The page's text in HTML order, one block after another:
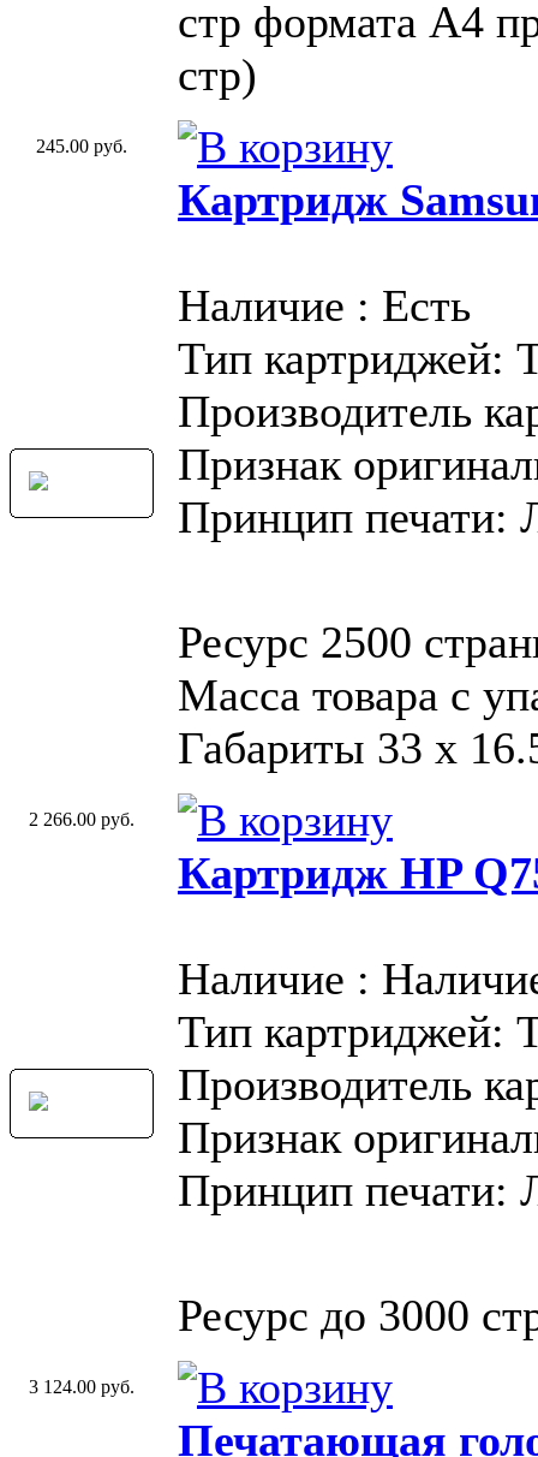
стр формата A4
стр)
245.00 руб.
Картридж
Наличие : Есть
Тип картриджей:
Производитель
Признак
Принцип печати:
Ресурс 2500
Масса товара с
Габариты 33 x
2 266.00 руб.
Картридж HP
Наличие :
Тип картриджей:
Производитель
Признак
Принцип печати:
Ресурс до 3000
3 124.00 руб.
Печатающая